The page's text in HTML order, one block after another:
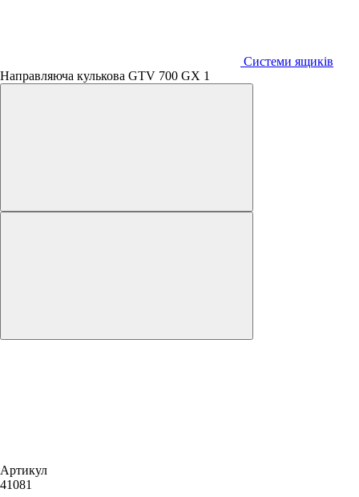
Системи ящиків
Направляюча кулькова GTV 700 GX 1
Артикул
41081